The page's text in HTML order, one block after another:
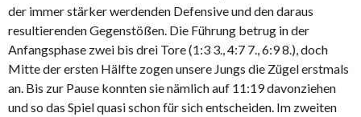
der immer stärker werdenden Defensive und den daraus
resultierenden Gegenstößen. Die Führung betrug in der
Anfangsphase zwei bis drei Tore (1:3 3., 4:7 7., 6:9 8.), doch
Mitte der ersten Hälfte zogen unsere Jungs die Zügel erstmals
an. Bis zur Pause konnten sie nämlich auf 11:19 davonziehen
und so das Spiel quasi schon für sich entscheiden. Im zweiten